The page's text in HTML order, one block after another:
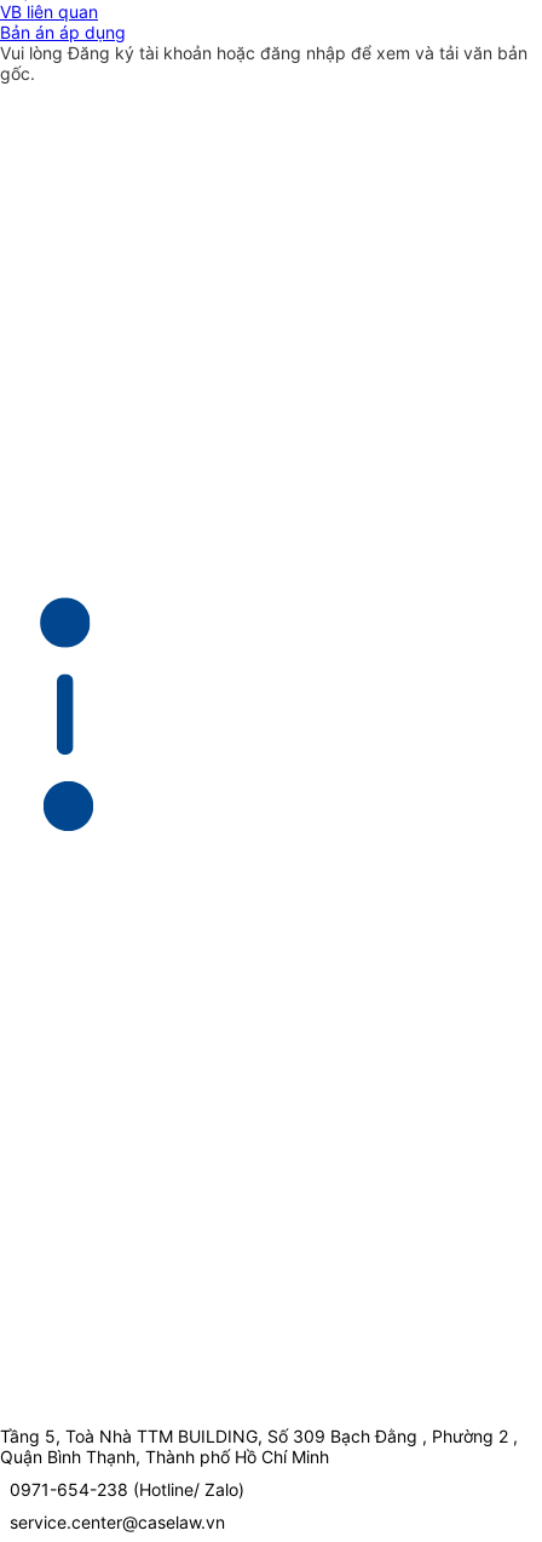
VB liên quan
Bản án áp dụng
Vui lòngĐăng ký tài khoản hoặc đăng nhập để xem và tải văn bản
gốc.
Tầng 5, Toà Nhà TTM BUILDING, Số 309 Bạch Đằng , Phường 2 ,
Quận Bình Thạnh, Thành phố Hồ Chí Minh
0971-654-238 (Hotline/ Zalo)
service.center@caselaw.vn